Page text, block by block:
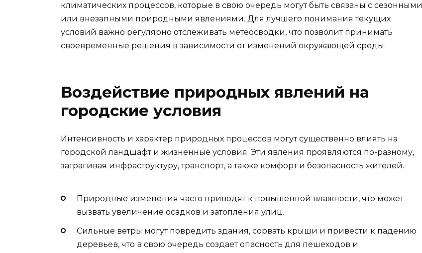
климатических процессов, которые в свою очередь могут быть связаны с сезонными
или внезапными природными явлениями. Для лучшего понимания текущих
условий важно регулярно отслеживать метеосводки, что позволит принимать
своевременные решения в зависимости от изменений окружающей среды.
Воздействие природных явлений на
городские условия
Интенсивность и характер природных процессов могут существенно влиять на
городской ландшафт и жизненные условия. Эти явления проявляются по-разному,
затрагивая инфраструктуру, транспорт, а также комфорт и безопасность жителей.
Природные изменения часто приводят к повышенной влажности, что может
вызвать увеличение осадков и затопления улиц.
Сильные ветры могут повредить здания, сорвать крыши и привести к падению
деревьев, что в свою очередь создает опасность для пешеходов и